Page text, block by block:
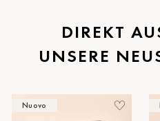
St.Pölten
Staufen
Timmendorf
DIREKT
UNSERE
Nuovo